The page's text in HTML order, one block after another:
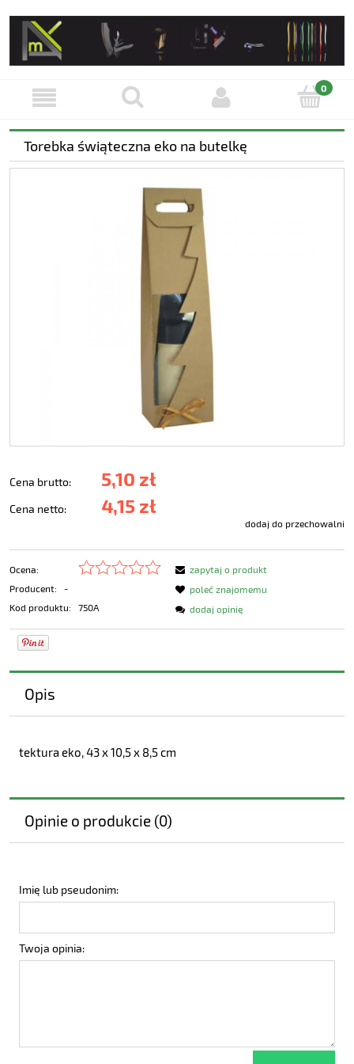
Torebka świąteczna eko na butelkę
Cena brutto: 5,10 zł
Cena netto: 4,15 zł
dodaj do przechowalni
Ocena:
Producent:
-
Kod produktu:
750A
zapytaj o produkt
poleć znajomemu
dodaj opinię
Opis
tektura eko, 43 x 10,5 x 8,5 cm
Opinie o produkcie (0)
Imię lub pseudonim:
Twoja opinia: